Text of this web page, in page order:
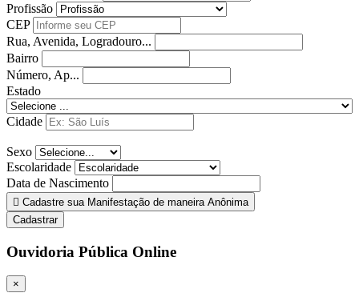
Profissão
CEP
Rua, Avenida, Logradouro...
Bairro
Número, Ap...
Estado
Cidade
Sexo
Escolaridade
Data de Nascimento
Cadastre sua Manifestação de maneira Anônima
Cadastrar
Ouvidoria Pública Online
×